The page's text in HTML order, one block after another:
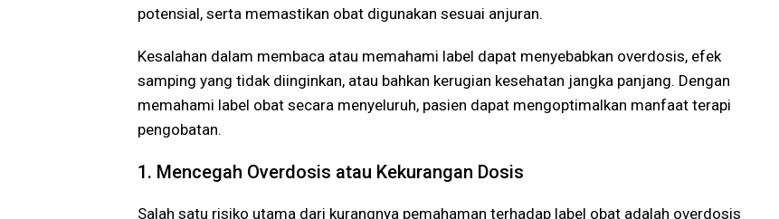
potensial, serta memastikan obat digunakan sesuai anjuran.
Kesalahan dalam membaca atau memahami label dapat menyebabkan overdosis, efek
samping yang tidak diinginkan, atau bahkan kerugian kesehatan jangka panjang. Dengan
memahami label obat secara menyeluruh, pasien dapat mengoptimalkan manfaat terapi
pengobatan.
1. Mencegah Overdosis atau Kekurangan Dosis
Salah satu risiko utama dari kurangnya pemahaman terhadap label obat adalah overdosis